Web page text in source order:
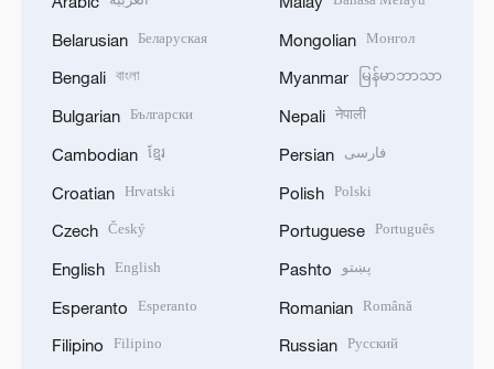
Belarusian Беларуская
Bengali বাংলা
Bulgarian Български
Cambodian ខ្មែរ
Croatian Hrvatski
Czech Český
English English
Esperanto Esperanto
Filipino Filipino
Mongolian Монгол
Myanmar မြန်မာဘာသာ
Nepali नेपाली
Persian فارسی
Polish Polski
Portuguese Português
Pashto پښتو
Romanian Română
Russian Русский